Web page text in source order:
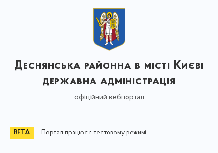
Деснянська районна в місті Києві
державна адміністрація
офіційний вебпортал
Портал працює в тестовому режимі